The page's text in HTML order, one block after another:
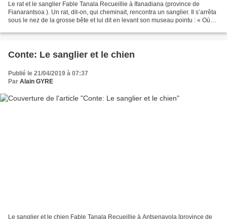
Le rat et le sanglier Fable Tanala Recueillie à Ifanadiana (province de
Fianarantsoa ). Un rat, dit-on, qui cheminait, rencontra un sanglier. Il s’arrêta
sous le nez de la grosse bête et lui dit en levant son museau pointu : « Où
Conte: Le sanglier et le chien
Publié le 21/04/2019 à 07:37
Par Alain GYRE
Le sanglier et le chien Fable Tanala Recueillie à Antsenavola [province de